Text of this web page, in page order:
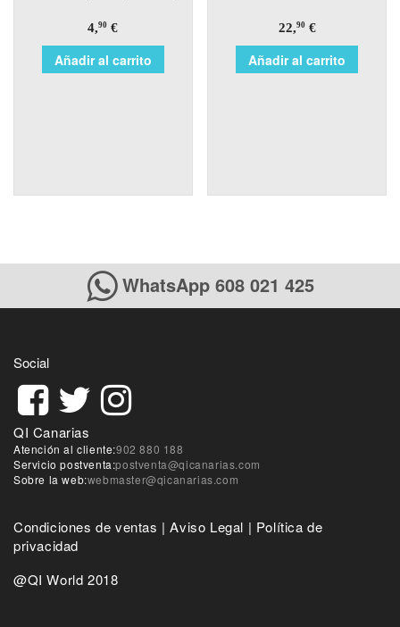
4,90 €
Añadir al carrito
22,90€
Añadir al carrito
WhatsApp 608 021 425
Social
QI Canarias
Atención al cliente:902 880 188
Servicio postventa:postventa@qicanarias.com
Sobre la web:webmaster@qicanarias.com
Condiciones de ventas |Aviso Legal | Política de
privacidad
@QI World 2018